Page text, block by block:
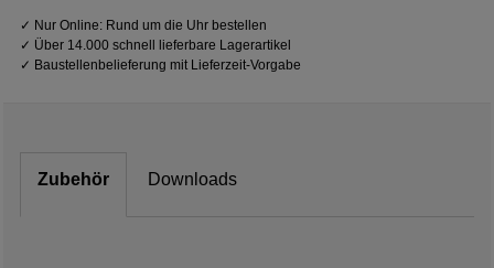
✓ Nur Online: Rund um die Uhr bestellen
✓ Über 14.000 schnell lieferbare Lagerartikel
✓ Baustellenbelieferung mit Lieferzeit-Vorgabe
Zubehör Downloads